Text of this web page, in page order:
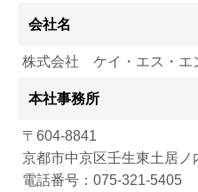
会社名
株式会社 ケイ・エス・エ
本社事務所
〒604-8841
京都市中京区壬生東土居ノ
電話番号：075-321-5405